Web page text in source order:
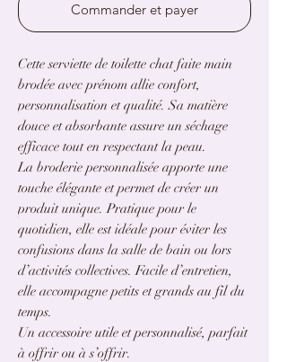
Commander et payer
Cette serviette de toilette chat faite main
brodée avec prénom allie confort,
personnalisation et qualité. Sa matière
douce et absorbante assure un séchage
efficace tout en respectant la peau.
La broderie personnalisée apporte une
touche élégante et permet de créer un
produit unique. Pratique pour le
quotidien, elle est idéale pour éviter les
confusions dans la salle de bain ou lors
d’activités collectives. Facile d’entretien,
elle accompagne petits et grands au fil du
temps.
Un accessoire utile et personnalisé, parfait
à offrir ou à s’offrir.